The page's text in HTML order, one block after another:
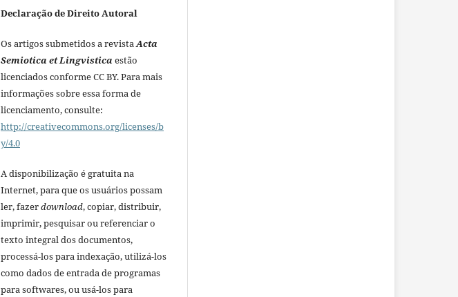
Declaração de Direito Autoral
Os artigos submetidos a revistaActa
Semiotica et Lingvistica estão
licenciados conforme CC BY. Para mais
informações sobre essa forma de
licenciamento, consulte:
http://creativecommons.org/licenses/b
y/4.0
A disponibilização é gratuita na
Internet, para que os usuários possam
ler, fazerdownload, copiar, distribuir,
imprimir, pesquisar ou referenciar o
texto integral dos documentos,
processá-los para indexação, utilizá-los
como dados de entrada de programas
para softwares, ou usá-los para